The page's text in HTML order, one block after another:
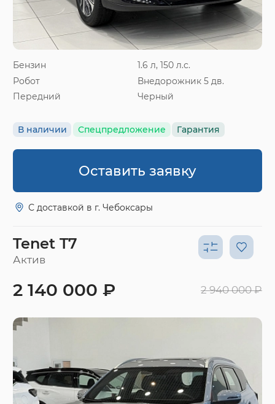
Бензин
1.6 л, 150 л.с.
Робот
Внедорожник 5 дв.
Передний
Черный
В наличии Спецпредложение Гарантия
Оставить заявку
С доставкой в г. Чебоксары
Tenet T7
Актив
2 140 000 ₽ 2 940 000 ₽